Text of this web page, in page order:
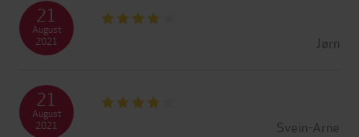
Jørn
21
August
2021
Svein-Arne
21
August
2021